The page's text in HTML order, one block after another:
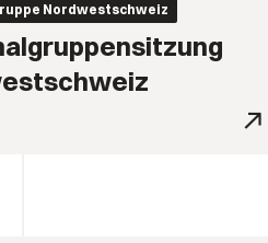
Nordwestschweiz